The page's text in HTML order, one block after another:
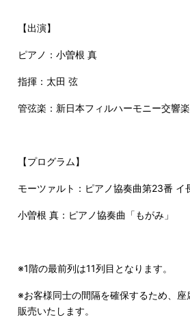
【出演】
ピアノ：小曽根 真
指揮：太田 弦
管弦楽：新日本フィルハーモニー交響
【プログラム】
モーツァルト：ピアノ協奏曲第23番 イ
小曽根 真：ピアノ協奏曲「もがみ」
※1階の最前列は11列目となります。
※お客様同士の間隔を確保するため、座
販売いたします。